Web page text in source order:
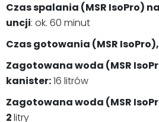
Czas spalania (MSR IsoPro)
uncji: ok. 60 minut
Czas gotowania (MSR
Zagotowana woda (MSR
kanister:16 litrów
Zagotowana woda (MSR
2litry